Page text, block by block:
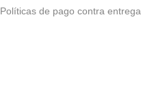
Políticas de pago contra entrega